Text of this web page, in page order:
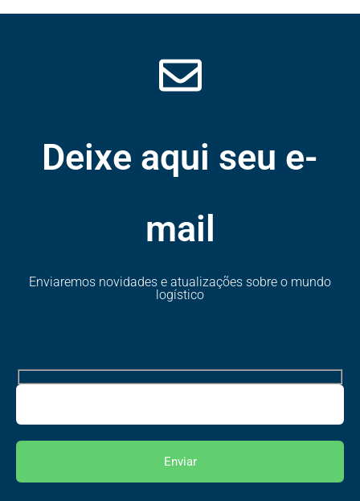
Deixe aqui seu e-
mail
Enviaremos novidades e atualizações sobre o mundo
logístico